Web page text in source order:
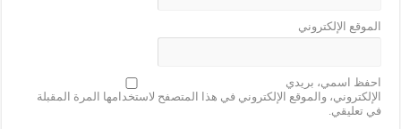
الموقع الإلكتروني
احفظ اسمي، بريدي
الإلكتروني، والموقع الإلكتروني في هذا المتصفح لاستخدامها المرة المقبلة
في تعليقي.